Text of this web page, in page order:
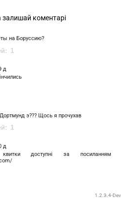
залишай коментарі
на Боруссию?
1
д
э??? Щось я прочухав
1
д
доступні за посиланням
1.2.3.4-Dev